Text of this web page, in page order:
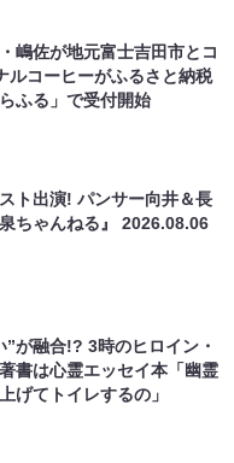
嶋佐が地元富士吉田市とコ
ルコーヒーがふるさと納税
ふる」で受付開始
ト出演! パンサー向井＆長
ちゃんねる』2026.08.06
”が融合!? 3時のヒロイン・
書は心霊エッセイ本「幽霊
げてトイレするの」